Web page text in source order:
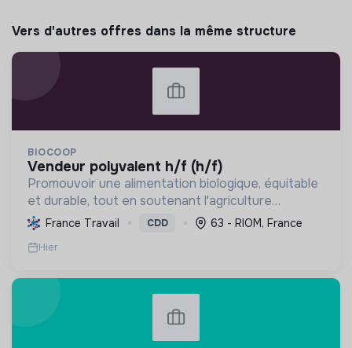
Vers d'autres offres dans la même structure
BIOCOOP
vendeur polyvalent h/f (h/f)
Promouvoir une alimentation biologique, équitable
et durable, tout en soutenant l'agriculture
paysanne, en réduisant les déchets et en agissant
pour une société plus juste et solidaire.
France Travail CDD 63 - RIOM, France
Hier